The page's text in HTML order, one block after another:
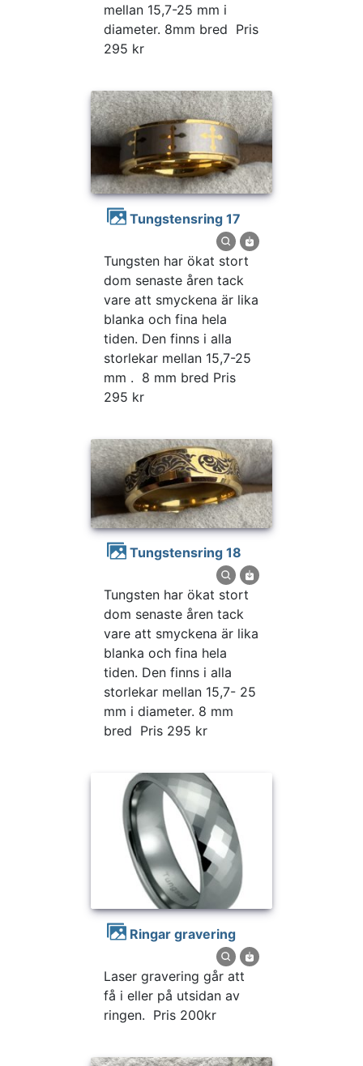
mellan 15,7-25 mm i
diameter. 8mm bred Pris
295 kr
Tungstensring 17
Tungsten har ökat stort
dom senaste åren tack
vare att smyckena är lika
blanka och fina hela
tiden. Den finns i alla
storlekar mellan 15,7-25
mm . 8 mm bred Pris
295 kr
Tungstensring 18
Tungsten har ökat stort
dom senaste åren tack
vare att smyckena är lika
blanka och fina hela
tiden. Den finns i alla
storlekar mellan 15,7- 25
mm i diameter. 8 mm
bred Pris 295 kr
Ringar gravering
Laser gravering går att
få i eller på utsidan av
ringen. Pris 200kr